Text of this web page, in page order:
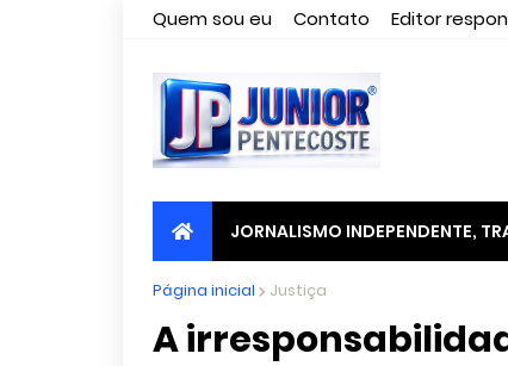
Quem sou eu Contato Editor
JORNALISMO INDEPENDENTE,
Página inicial Justiça
A